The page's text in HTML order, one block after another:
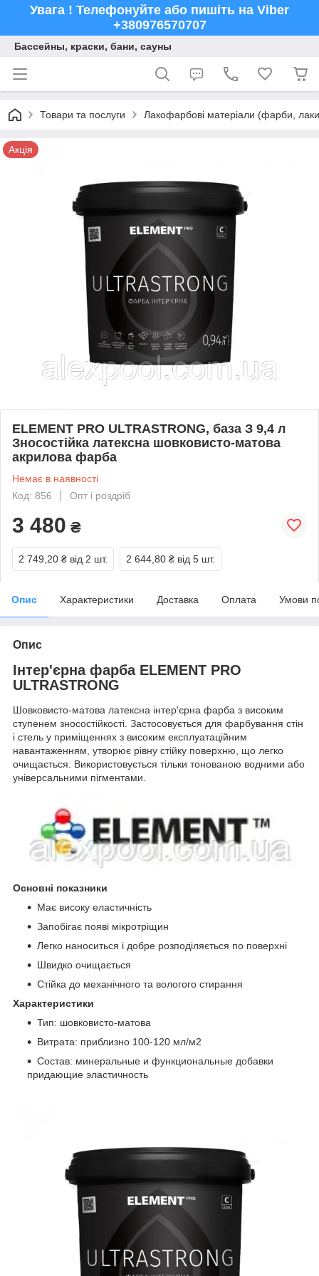
Увага ! Телефонуйте або пишіть на Viber
+380976570707
Бассейны, краски, бани, сауны
Товари та послуги Лакофарбові матеріали (фарби,
Акція
ELEMENT PRO ULTRASTRONG, база З 9,4 л
Зносостійка латексна шовковисто-матова
акрилова фарба
Немає в наявності
Код: 856
Опт і роздріб
3 480 ₴
2 749,20 ₴ від 2 шт. 2 644,80 ₴ від 5 шт.
Опис Характеристики Доставка Оплата Умови
Опис
Інтер'єрна фарба ELEMENT PRO
ULTRASTRONG
Шовковисто-матова латексна інтер'єрна фарба з високим
ступенем зносостійкості. Застосовується для фарбування стін
і стель у приміщеннях з високим експлуатаційним
навантаженням, утворює рівну стійку поверхню, що легко
очищається. Використовується тільки тонованою водними або
універсальними пігментами.
Основні показники
Має високу еластичність
Запобігає появі мікротріщин
Легко наноситься і добре розподіляється по поверхні
Швидко очищається
Стійка до механічного та вологого стирання
Характеристики
Тип: шовковисто-матова
Витрата: приблизно 100-120 мл/м2
Состав: минеральные и функциональные добавки
придающие эластичность